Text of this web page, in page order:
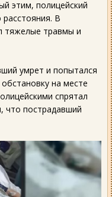
этим, полицейский
расстояния. В
тяжелые травмы и
умрет и попытался
на месте
спрятал
что пострадавший